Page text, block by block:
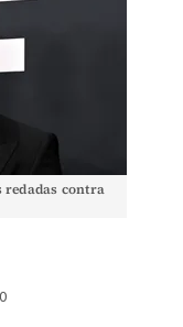
redadas contra